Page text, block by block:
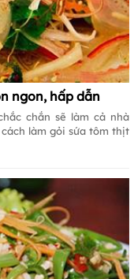
ngon, hấp dẫn
chắn sẽ làm cả nhà
làm gỏi sứa tôm thịt